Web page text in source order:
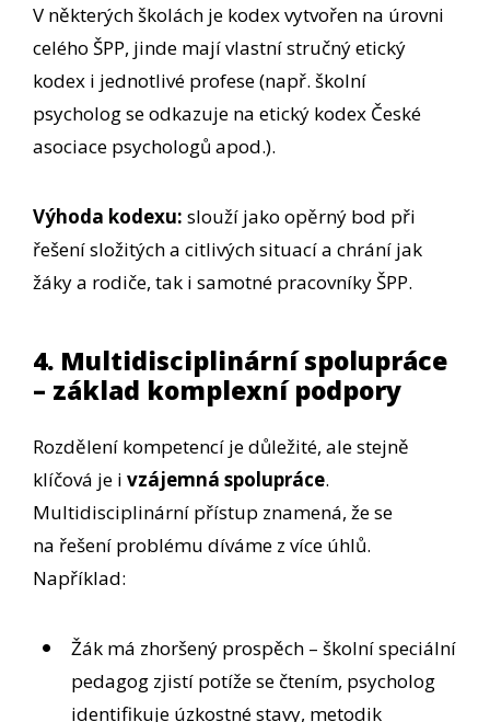
V některých školách je kodex vytvořen na úrovni
celého ŠPP, jinde mají vlastní stručný etický
kodex i jednotlivé profese (např. školní
psycholog se odkazuje na etický kodex České
asociace psychologů apod.).
Výhoda kodexu: slouží jako opěrný bod při
řešení složitých a citlivých situací a chrání jak
žáky a rodiče, tak i samotné pracovníky ŠPP.
4. Multidisciplinární spolupráce
– základ komplexní podpory
Rozdělení kompetencí je důležité, ale stejně
klíčová je i vzájemná spolupráce.
Multidisciplinární přístup znamená, že se
na řešení problému díváme z více úhlů.
Například:
Žák má zhoršený prospěch – školní speciální
pedagog zjistí potíže se čtením, psycholog
identifikuje úzkostné stavy, metodik